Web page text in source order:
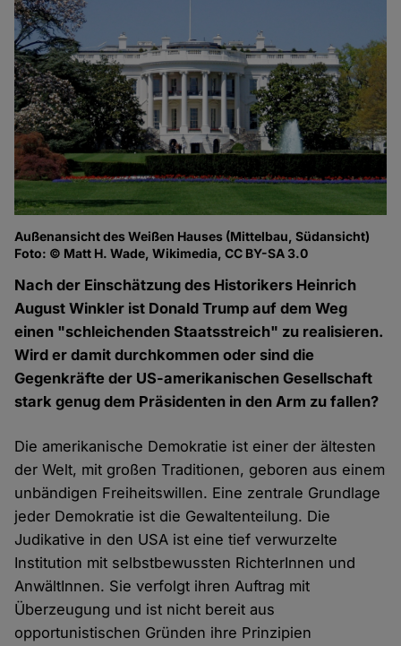
Außenansicht des Weißen Hauses (Mittelbau, Südansicht)
Foto: © Matt H. Wade, Wikimedia, CC BY-SA 3.0
Nach der Einschätzung des Historikers Heinrich
August Winkler ist Donald Trump auf dem Weg
einen "schleichenden Staatsstreich" zu realisieren.
Wird er damit durchkommen oder sind die
Gegenkräfte der US-amerikanischen Gesellschaft
stark genug dem Präsidenten in den Arm zu fallen?
Die amerikanische Demokratie ist einer der ältesten
der Welt, mit großen Traditionen, geboren aus einem
unbändigen Freiheitswillen. Eine zentrale Grundlage
jeder Demokratie ist die Gewaltenteilung. Die
Judikative in den USA ist eine tief verwurzelte
Institution mit selbstbewussten RichterInnen und
AnwältInnen. Sie verfolgt ihren Auftrag mit
Überzeugung und ist nicht bereit aus
opportunistischen Gründen ihre Prinzipien